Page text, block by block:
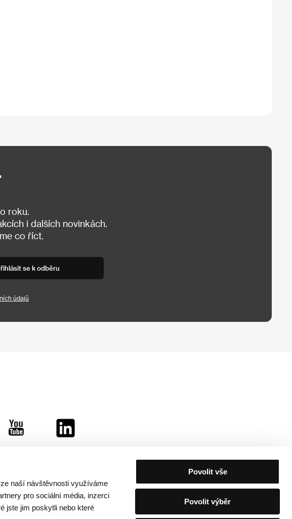
naší návštěvnosti využíváme
pro sociální média, inzerci
jste jim poskytli nebo které
Povolit vše
Povolit výběr
roku.
i dalších novinkách.
co říct.
se k odběru
údajů
i další projekty: